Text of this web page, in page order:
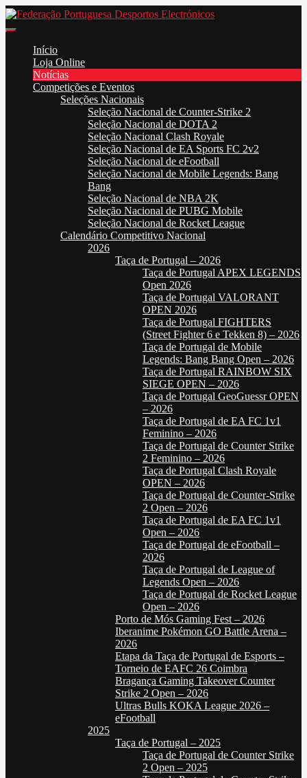
Skip
to
Início
Loja Online
Notícias
Competições e Eventos
Seleções Nacionais
Seleção Nacional de Counter-Strike 2
Seleção Nacional de DOTA 2
Seleção Nacional Clash Royale
Seleção Nacional de EA Sports FC 2v2
Seleção Nacional de eFootball
Seleção Nacional de Mobile Legends: Bang
Bang
Seleção Nacional de NBA 2K
Seleção Nacional de PUBG Mobile
Seleção Nacional de Rocket League
Calendário Competitivo Nacional
2026
Taça de Portugal – 2026
Taça de Portugal APEX LEGENDS
Open 2026
Taça de Portugal VALORANT
OPEN 2026
Taça de Portugal FIGHTERS
(Street Fighter 6 e Tekken 8) – 2026
Taça de Portugal de Mobile
Legends: Bang Bang Open – 2026
Taça de Portugal RAINBOW SIX
SIEGE OPEN – 2026
Taça de Portugal GeoGuessr OPEN
– 2026
Taça de Portugal de EA FC 1v1
Feminino – 2026
Taça de Portugal de Counter Strike
2 Feminino – 2026
Taça de Portugal Clash Royale
OPEN – 2026
Taça de Portugal de Counter-Strike
2 Open – 2026
Taça de Portugal de EA FC 1v1
Open – 2026
Taça de Portugal de eFootball –
2026
Taça de Portugal de League of
Legends Open – 2026
Taça de Portugal de Rocket League
Open – 2026
Porto de Mós Gaming Fest – 2026
Iberanime Pokémon GO Battle Arena –
2026
Etapa da Taça de Portugal de Esports –
Torneio de EAFC 26 Coimbra
Bragança Gaming Takeover Counter
Strike 2 Open – 2026
Ultras Bulls KOKA League 2026 –
eFootball
2025
Taça de Portugal – 2025
Taça de Portugal de Counter Strike
2 Open – 2025